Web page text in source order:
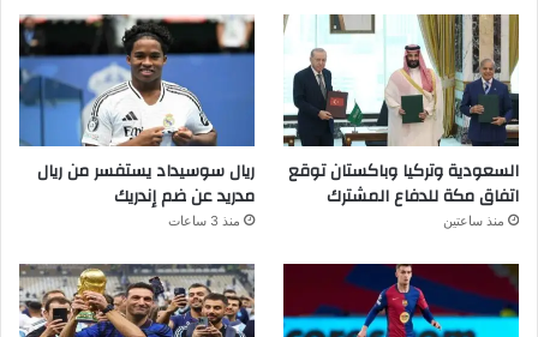
السعودية وتركيا وباكستان توقع
اتفاق مكة للدفاع المشترك
منذ ساعتين
ريال سوسيداد يستفسر من ريال
مدريد عن ضم إندريك
منذ 3 ساعات